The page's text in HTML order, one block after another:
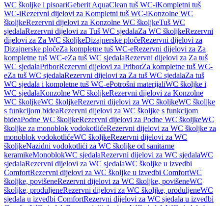
WC školjke i pisoariGeberit AquaClean tuš WC-iKompletni tuš
WC-iRezervni dijelovi za Kompletni tuš WC-iKonzolne WC
školjkeRezervni dijelovi za Konzolne WC školjkeTuš WC
sjedalaRezervni dijelovi za Tuš WC sjedalaZa WC školjkeRezervni
dijelovi za Za WC školjkeDizajnerske pločeRezervni dijelovi za
Dizajnerske pločeZa kompletne tuš WC-eRezervni dijelovi za Za
kompletne tuš WC-eZa tuš WC sjedalaRezervni dijelovi za Za tuš
WC sjedalaPriborRezervni dijelovi za PriborZa kompletne tuš WC-
eZa tuš WC sjedalaRezervni dijelovi za Za tuš WC sjedalaZa tuš
WC sjedala i kompletne tuš WC-ePotrošni materijaliWC školjke i
WC sjedalaKonzolne WC školjkeRezervni dijelovi za Konzolne
WC školjkeWC školjkeRezervni dijelovi za WC školjkeWC školjke
s funkcijom bideaRezervni dijelovi za WC školjke s funkcijom
bideaPodne WC školjkeRezervni dijelovi za Podne WC školjkeWC
školjke za monoblok vodokotlićeRezervni dijelovi za WC školjke za
monoblok vodokotlićeWC školjkeRezervni dijelovi za WC
školjkeNazidni vodokotlići za WC školjke od sanitarne
keramikeMonoblokWC sjedalaRezervni dijelovi za WC sjedalaWC
sjedalaRezervni dijelovi za WC sjedalaWC školjke u izvedbi
ComfortRezervni dijelovi za WC školjke u izvedbi ComfortWC
školjke, povišeneRezervni dijelovi za WC školjke, povišeneWC
školjke, produljeneRezervni dijelovi za WC školjke, produljeneWC
sjedala u izvedbi ComfortRezervni dijelovi za WC sjedala u izvedbi